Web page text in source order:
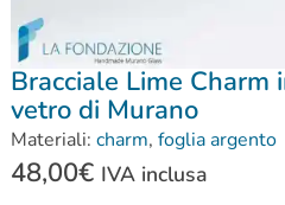
Bracciale Lime Charm
vetro di Murano
Materiali: charm, foglia argento
48,00€ IVA inclusa